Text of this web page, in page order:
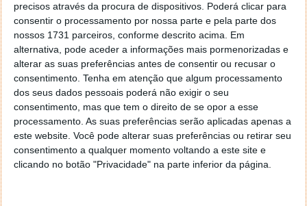
precisos através da procura de dispositivos. Poderá clicar para
consentir o processamento por nossa parte e pela parte dos
nossos 1731 parceiros, conforme descrito acima. Em
alternativa, pode aceder a informações mais pormenorizadas e
alterar as suas preferências antes de consentir ou recusar o
consentimento. Tenha em atenção que algum processamento
dos seus dados pessoais poderá não exigir o seu
consentimento, mas que tem o direito de se opor a esse
processamento. As suas preferências serão aplicadas apenas a
este website. Você pode alterar suas preferências ou retirar seu
consentimento a qualquer momento voltando a este site e
clicando no botão "Privacidade" na parte inferior da página.
O Windows 9 será o sucessor do actual Windows 8.1 e
segundo os rumores que circulavam na Internet, esta
versão seria apresentada em Abril de 2014 e apenas
chegaria aos utilizadores em Abril de 2015.
No entanto, há agora informações que indicam que
esta versão poderá chegar já a 21 de Outubro de
2014.